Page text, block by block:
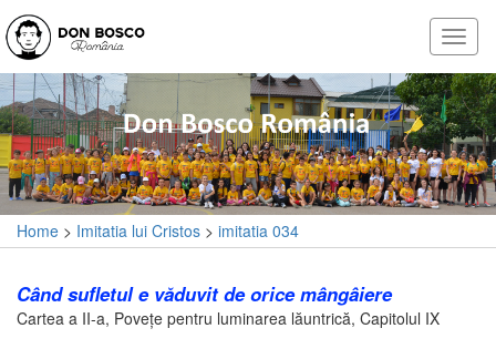
Home > Imitatia lui Cristos > imitatia 034
Când sufletul e văduvit de orice mângâiere
Cartea a II-a, Poveţe pentru luminarea lăuntrică, Capitolul IX